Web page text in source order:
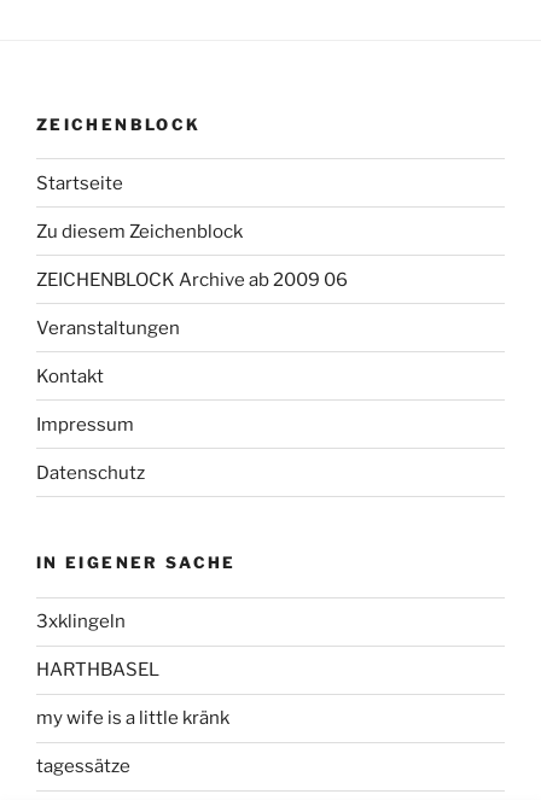
ZEICHENBLOCK
Startseite
Zu diesem Zeichenblock
ZEICHENBLOCK Archive ab 2009 06
Veranstaltungen
Kontakt
Impressum
Datenschutz
IN EIGENER SACHE
3xklingeln
HARTHBASEL
my wife is a little kränk
tagessätze